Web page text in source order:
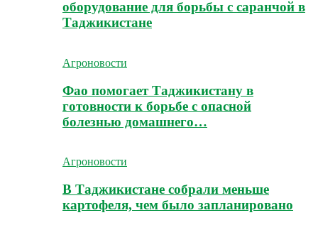
оборудование для борьбы с саранчой в
Таджикистане
Агроновости
Фао помогает Таджикистану в
готовности к борьбе с опасной
болезнью домашнего…
Агроновости
В Таджикистане собрали меньше
картофеля, чем было запланировано